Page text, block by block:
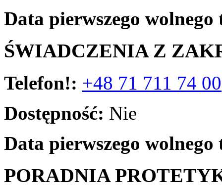
Data pierwszego
ŚWIADCZENIA Z
Telefon!: +48 71 711 74 00
Dostępność: Nie
Data pierwszego
PORADNIA